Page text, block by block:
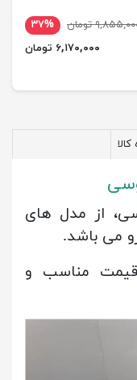
تومان
۳۷%
۶,۱۷۰,۰۰۰ تومان
کالا
از مدل های
می باشد.
قیمت مناسب و